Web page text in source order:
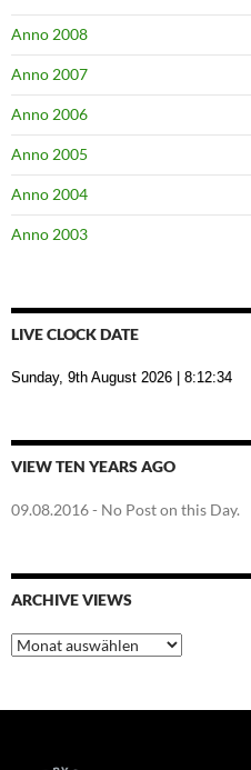
Anno 2008
Anno 2007
Anno 2006
Anno 2005
Anno 2004
Anno 2003
LIVE CLOCK DATE
Sunday, 9th August 2026 | 8:12:35
VIEW TEN YEARS AGO
09.08.2016- No Post on this Day.
ARCHIVE VIEWS
Archive
Views